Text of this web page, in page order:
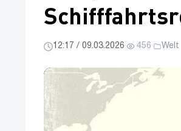
12:17 / 09.03.2026· 456· Welt